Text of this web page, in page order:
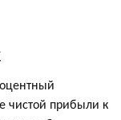
чистой прибыли к